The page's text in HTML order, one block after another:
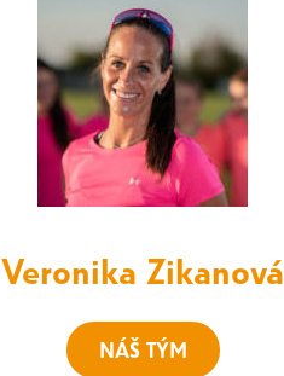
Veronika Zikanová
NÁŠ TÝM